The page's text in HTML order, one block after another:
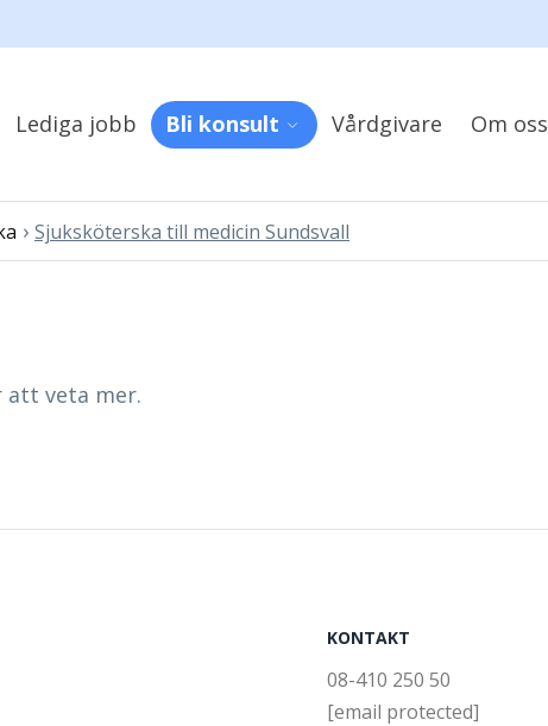
Lediga jobb Bli konsult Vårdgivare Om oss
› Sjuksköterska till medicin Sundsvall
att veta mer.
KONTAKT
08-410 250 50
[email protected]